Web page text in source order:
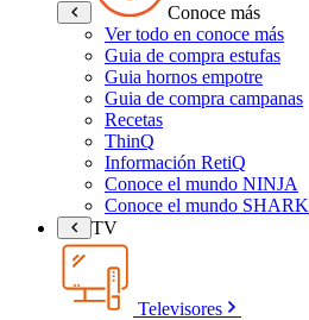
Conoce más
Ver todo en conoce más
Guia de compra estufas
Guia hornos empotre
Guia de compra campanas
Recetas
ThinQ
Información RetiQ
Conoce el mundo NINJA
Conoce el mundo SHARK
TV
Televisores